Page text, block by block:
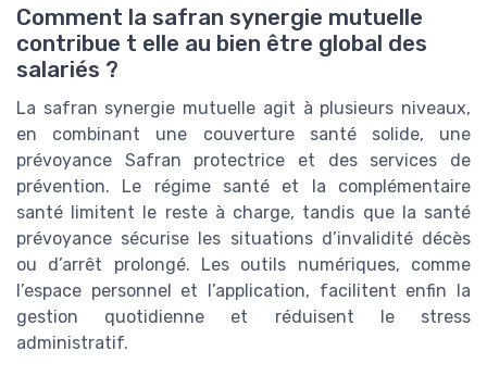
Comment la safran synergie mutuelle
contribue t elle au bien être global des
salariés ?
La safran synergie mutuelle agit à plusieurs niveaux,
en combinant une couverture santé solide, une
prévoyance Safran protectrice et des services de
prévention. Le régime santé et la complémentaire
santé limitent le reste à charge, tandis que la santé
prévoyance sécurise les situations d’invalidité décès
ou d’arrêt prolongé. Les outils numériques, comme
l’espace personnel et l’application, facilitent enfin la
gestion quotidienne et réduisent le stress
administratif.